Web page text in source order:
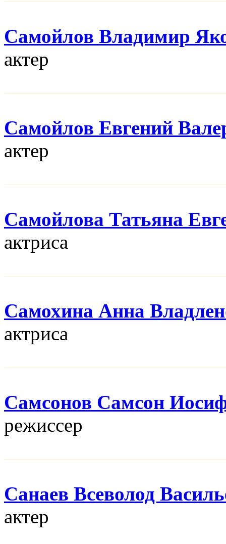
Самойлов Владимир
актер
Самойлов Евгений
актер
Самойлова Татьяна
актриса
Самохина Анна
актриса
Самсонов Самсон
режисcер
Санаев Всеволод
актер